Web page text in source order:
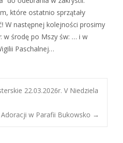
które ostatnio sprzątały
W następnej kolejności prosimy
w środę po Mszy św: … i w
Paschalnej…
22.03.2026r. V Niedziela
w Parafii Bukowsko →